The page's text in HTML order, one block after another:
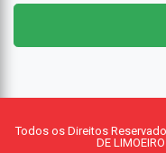
Todos os Direitos
DE